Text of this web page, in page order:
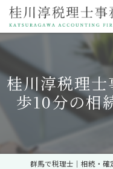
桂川淳税理
歩10分の相